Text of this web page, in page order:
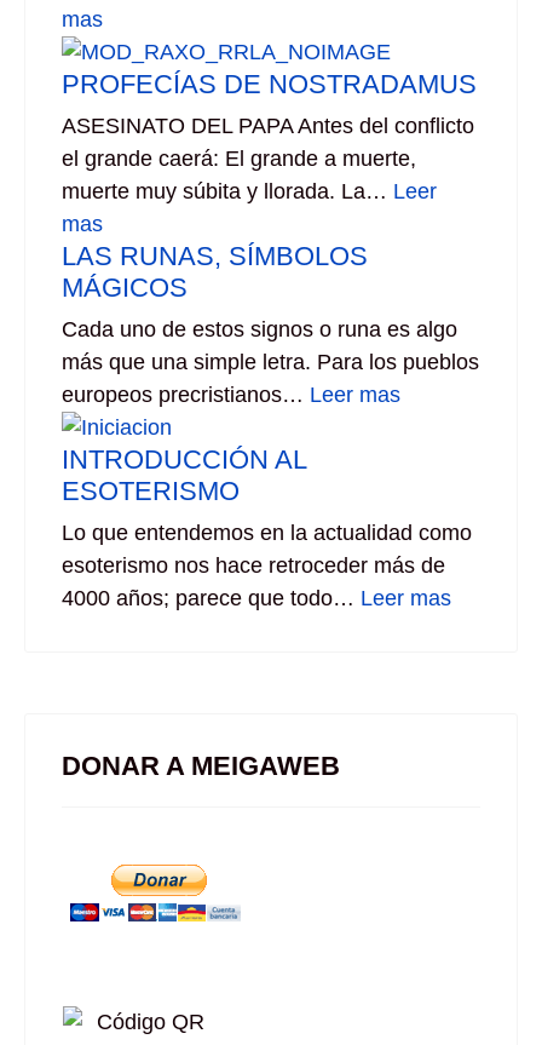
mas
PROFECÍAS DE NOSTRADAMUS
ASESINATO DEL PAPA Antes del conflicto
el grande caerá: El grande a muerte,
muerte muy súbita y llorada. La… Leer
mas
LAS RUNAS, SÍMBOLOS
MÁGICOS
Cada uno de estos signos o runa es algo
más que una simple letra. Para los pueblos
europeos precristianos… Leer mas
INTRODUCCIÓN AL
ESOTERISMO
Lo que entendemos en la actualidad como
esoterismo nos hace retroceder más de
4000 años; parece que todo… Leer mas
DONAR A MEIGAWEB